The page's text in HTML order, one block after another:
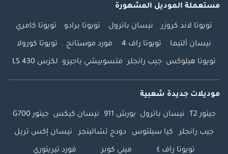
مستعملة الموديل المشهورة
تويوتا لاند كروزر نيسان باترول تويوتا برادو تويوتا كامري
نيسان ألتيما تويوتا راف 4 فورد موستانج تويوتا كورولا
تويوتا هيلوكس جيب رانجلر متسوبيشي باجيرو لكزس LS 430
موديلات جديدة شعبية
جيتور T2 نيسان باترول بورش 911 نيسان كيكس جيتور G700
جيب رانجلر كيا سيلتوس دودج تشالينجر نيسان إكس تريل
تويوتا راف ٤ ميني كوبر فورد تيريتوري